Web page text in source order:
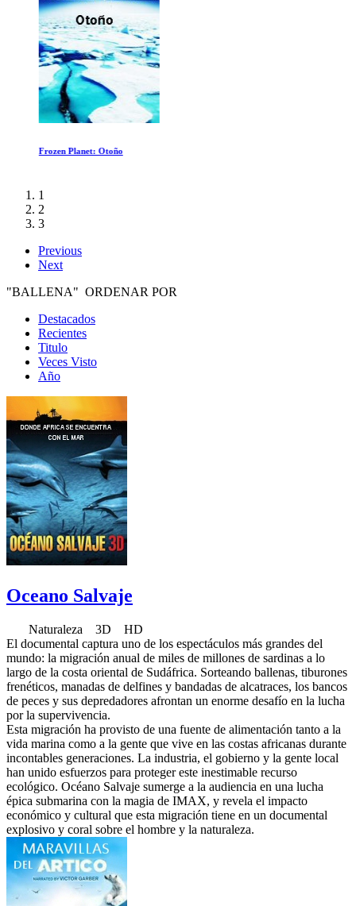
Frozen Planet: Otoño
1
2
3
Previous
Next
"BALLENA" ORDENAR POR
Destacados
Recientes
Titulo
Veces Visto
Año
Oceano Salvaje
Naturaleza 3D HD
El documental captura uno de los espectáculos más grandes del
mundo: la migración anual de miles de millones de sardinas a lo
largo de la costa oriental de Sudáfrica. Sorteando ballenas, tiburones
frenéticos, manadas de delfines y bandadas de alcatraces, los bancos
de peces y sus depredadores afrontan un enorme desafío en la lucha
por la supervivencia.
Esta migración ha provisto de una fuente de alimentación tanto a la
vida marina como a la gente que vive en las costas africanas durante
incontables generaciones. La industria, el gobierno y la gente local
han unido esfuerzos para proteger este inestimable recurso
ecológico. Océano Salvaje sumerge a la audiencia en una lucha
épica submarina con la magia de IMAX, y revela el impacto
económico y cultural que esta migración tiene en un documental
explosivo y coral sobre el hombre y la naturaleza.